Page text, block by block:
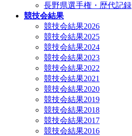
長野県選手権・歴代記録
競技会結果
競技会結果2026
競技会結果2025
競技会結果2024
競技会結果2023
競技会結果2022
競技会結果2021
競技会結果2020
競技会結果2019
競技会結果2018
競技会結果2017
競技会結果2016